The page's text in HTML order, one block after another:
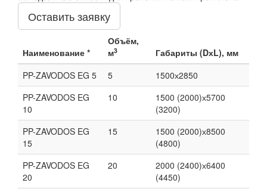
Оставить заявку
Наименование *
Объём,
м3
Габариты (DхL), мм
PP-ZAVODOS EG 5
5
1500х2850
PP-ZAVODOS EG
10
10
1500 (2000)х5700
(3200)
PP-ZAVODOS EG
15
15
1500 (2000)х8500
(4800)
PP-ZAVODOS EG
20
20
2000 (2400)х6400
(4450)